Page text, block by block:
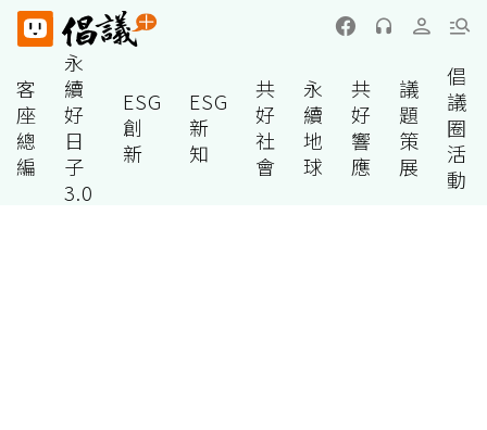
客
座
總
編
永
續
好
日
子
3.0
ESG
創
新
ESG
新
知
共
好
社
會
永
續
地
球
共
好
響
應
議
題
策
展
倡
議
圈
活
動